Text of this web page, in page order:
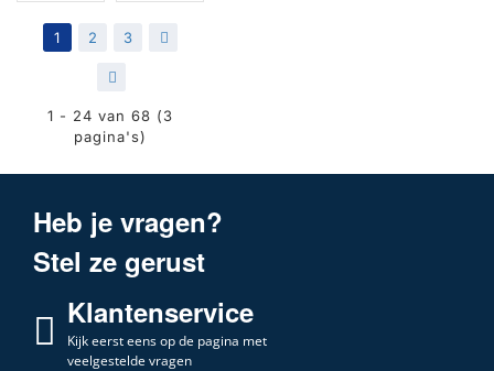
1 2 3 >
>|
1 - 24 van 68 (3
pagina's)
Heb je vragen?
Stel ze gerust
Klantenservice
Kijk eerst eens op de pagina met
veelgestelde vragen